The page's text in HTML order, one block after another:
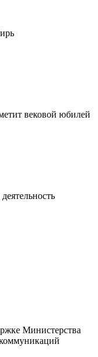
вековой юбилей
Министерства